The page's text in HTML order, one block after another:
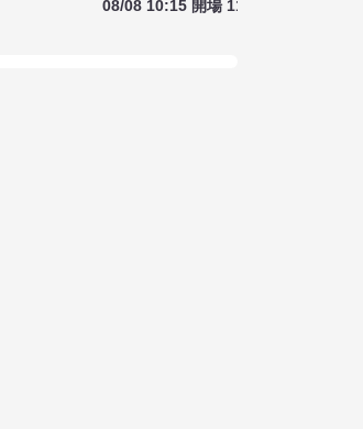
08/08 10:15 開場 11:00 開演